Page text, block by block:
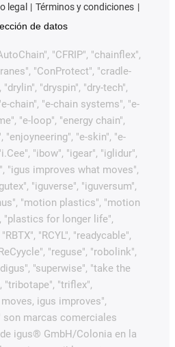
legal
Términos y condiciones
de datos
"CFRIP", "chainflex",
"ConProtect", "cradle-
"drylin", "dryspin", "dry-tech",
chain", "e-chain systems", "e-
"e-loop", "energy chain",
"enjoyneering", "e-skin", "e-
"ibow", "igear", "iglidur",
"igus improves what moves",
"iguverse", "iguversum",
"motion plastics", "motion
"plastics for longer life",
"RCYL", "readycable",
"reguse", "robolink",
"superwise", "take the
"tribotape", "triflex",
igus improves",
son marcas comerciales
igus® GmbH/Colonia en la